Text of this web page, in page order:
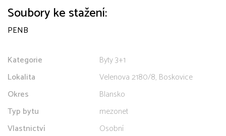
Soubory ke stažení:
PENB
Kategorie
Byty 3+1
Lokalita
Velenova 2180/8, Boskovice
Okres
Blansko
Typ bytu
mezonet
Vlastnictví
Osobní